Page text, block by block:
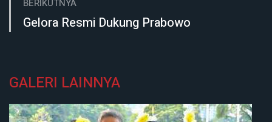
BERIKUTNYA
Gelora Resmi Dukung Prabowo
GALERI LAINNYA